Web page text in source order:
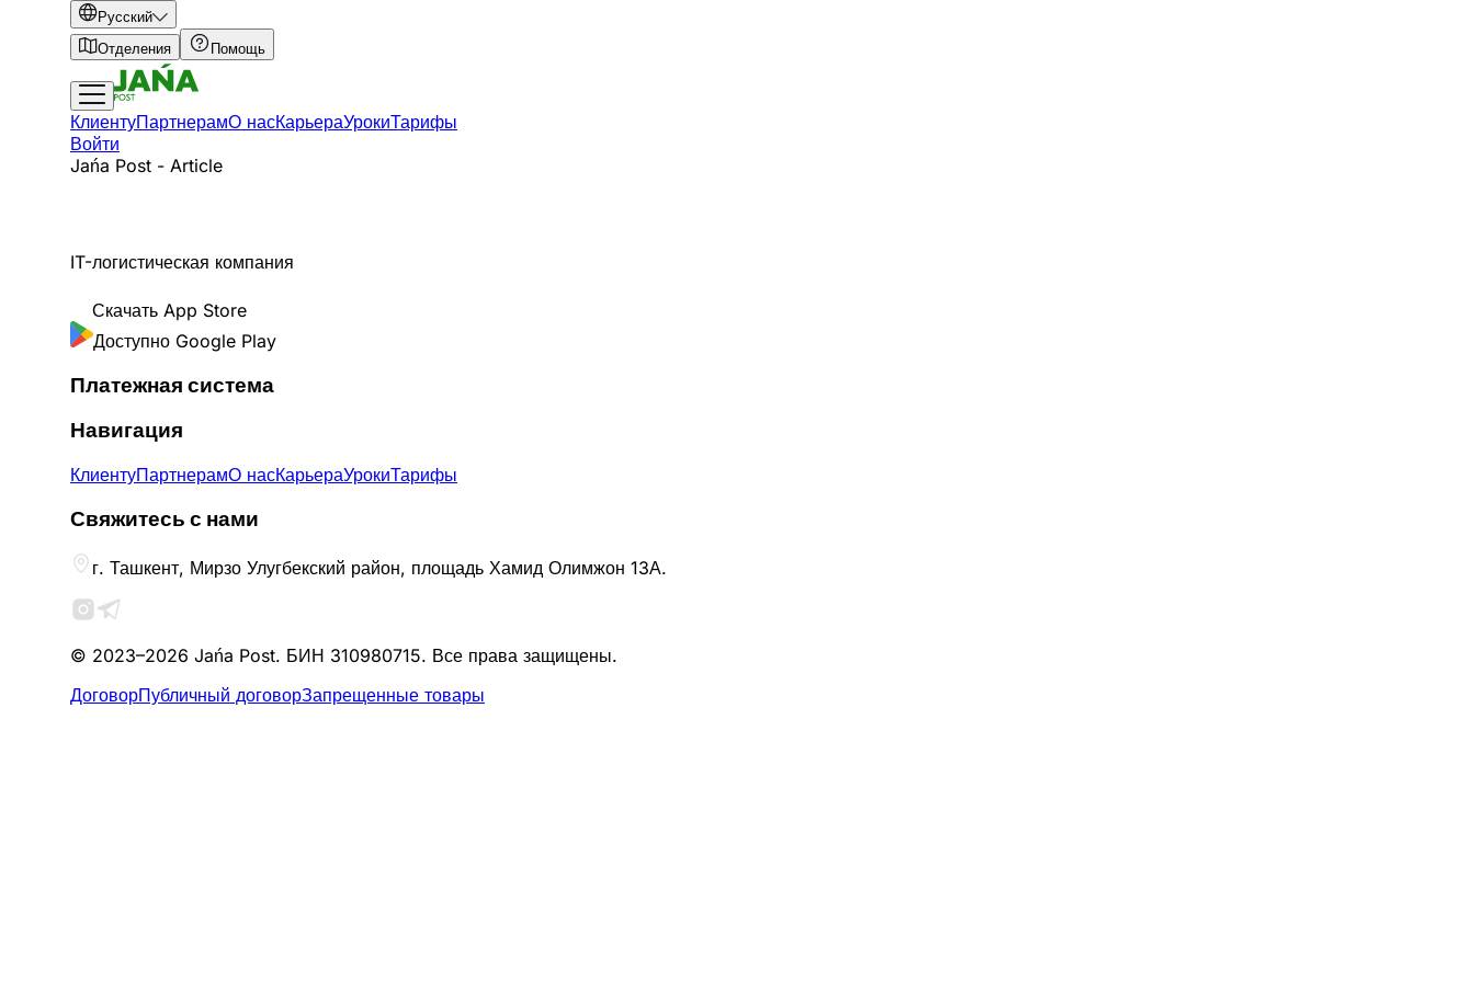
Русский
Отделения
Помощь
КлиентуПартнерамО насКарьераУрокиТарифы
Войти
Jańa Post - Article
IT-логистическая компания
Скачать App Store
Доступно Google Play
Платежная система
Навигация
КлиентуПартнерамО насКарьераУрокиТарифы
Свяжитесь с нами
г. Ташкент, Мирзо Улугбекский район, площадь Хамид Олимжон 13А.
© 2023–2026 Jańa Post. БИН 310980715. Все права защищены.
ДоговорПубличный договорЗапрещенные товары